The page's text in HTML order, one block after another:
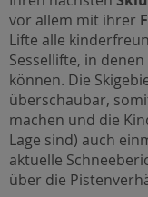
vor allem mit ihrer
Lifte alle
Sessellifte, in
können. Die
überschaubar,
machen und die
Lage sind) auch
aktuelle
über die